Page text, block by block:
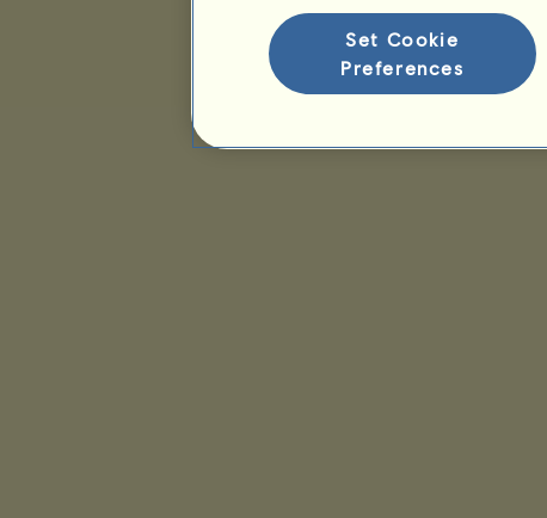
Ranking zwycięstw
Set Cookie
Preferences